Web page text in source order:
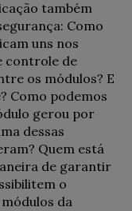
também
Como
uns nos
controle de
os módulos? E
Como podemos
gerou por
dessas
Quem está
de garantir
o
da